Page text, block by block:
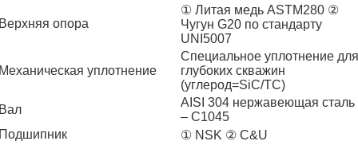
опора
① Литая медь ASTM280 ②
Чугун G20 по стандарту
UNI5007
уплотнение
Специальное уплотнение для
глубоких скважин
(углерод=SiC/TC)
AISI 304 нержавеющая сталь
– C1045
① NSK ② C&U